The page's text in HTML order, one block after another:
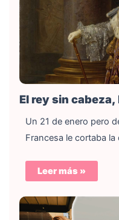
El rey sin
Un 21 de enero pero
Francesa le cortaba
Leer más »